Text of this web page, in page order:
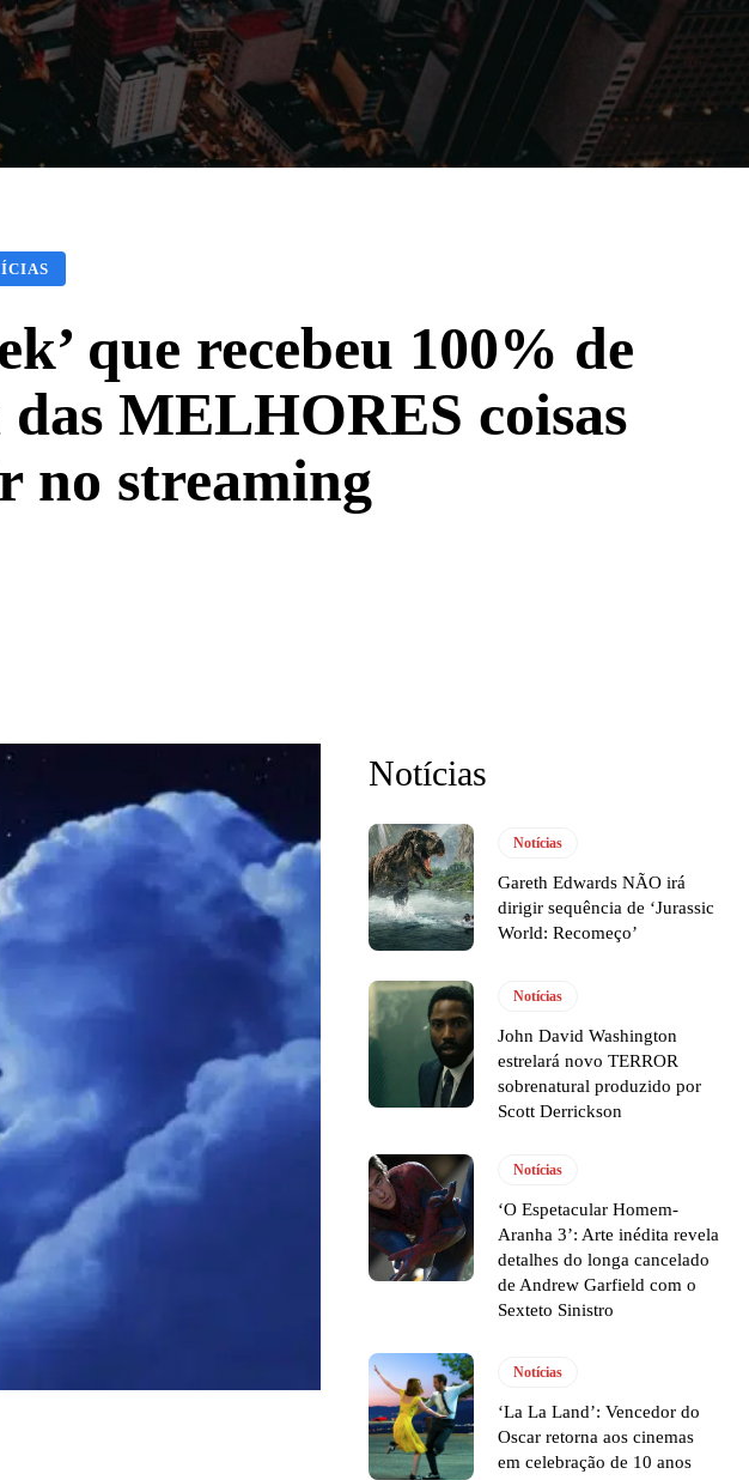
Nos Cinemas Filmes Séries Música Gênero
que recebeu 100% de
MELHORES coisas
no streaming
Notícias
Notícias
Gareth Edwards NÃO irá
dirigir sequência de ‘Jurassic
World: Recomeço’
Notícias
John David Washington
estrelará novo TERROR
sobrenatural produzido por
Scott Derrickson
Notícias
‘O Espetacular Homem-
Aranha 3’: Arte inédita revela
detalhes do longa cancelado
de Andrew Garfield com o
Sexteto Sinistro
Notícias
‘La La Land’: Vencedor do
Oscar retorna aos cinemas
em celebração de 10 anos